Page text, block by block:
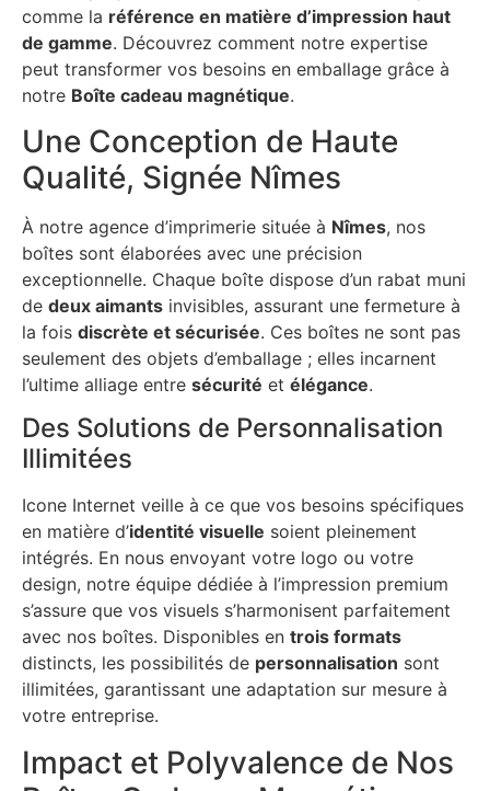
comme la référence en matière d’impression haut
de gamme. Découvrez comment notre expertise
peut transformer vos besoins en emballage grâce à
notre Boîte cadeau magnétique.
Une Conception de Haute
Qualité, Signée Nîmes
À notre agence d’imprimerie située à Nîmes, nos
boîtes sont élaborées avec une précision
exceptionnelle. Chaque boîte dispose d’un rabat muni
de deux aimants invisibles, assurant une fermeture à
la fois discrète et sécurisée. Ces boîtes ne sont pas
seulement des objets d’emballage ; elles incarnent
l’ultime alliage entre sécurité et élégance.
Des Solutions de Personnalisation
Illimitées
Icone Internet veille à ce que vos besoins spécifiques
en matière d’identité visuelle soient pleinement
intégrés. En nous envoyant votre logo ou votre
design, notre équipe dédiée à l’impression premium
s’assure que vos visuels s’harmonisent parfaitement
avec nos boîtes. Disponibles en trois formats
distincts, les possibilités de personnalisation sont
illimitées, garantissant une adaptation sur mesure à
votre entreprise.
Impact et Polyvalence de Nos